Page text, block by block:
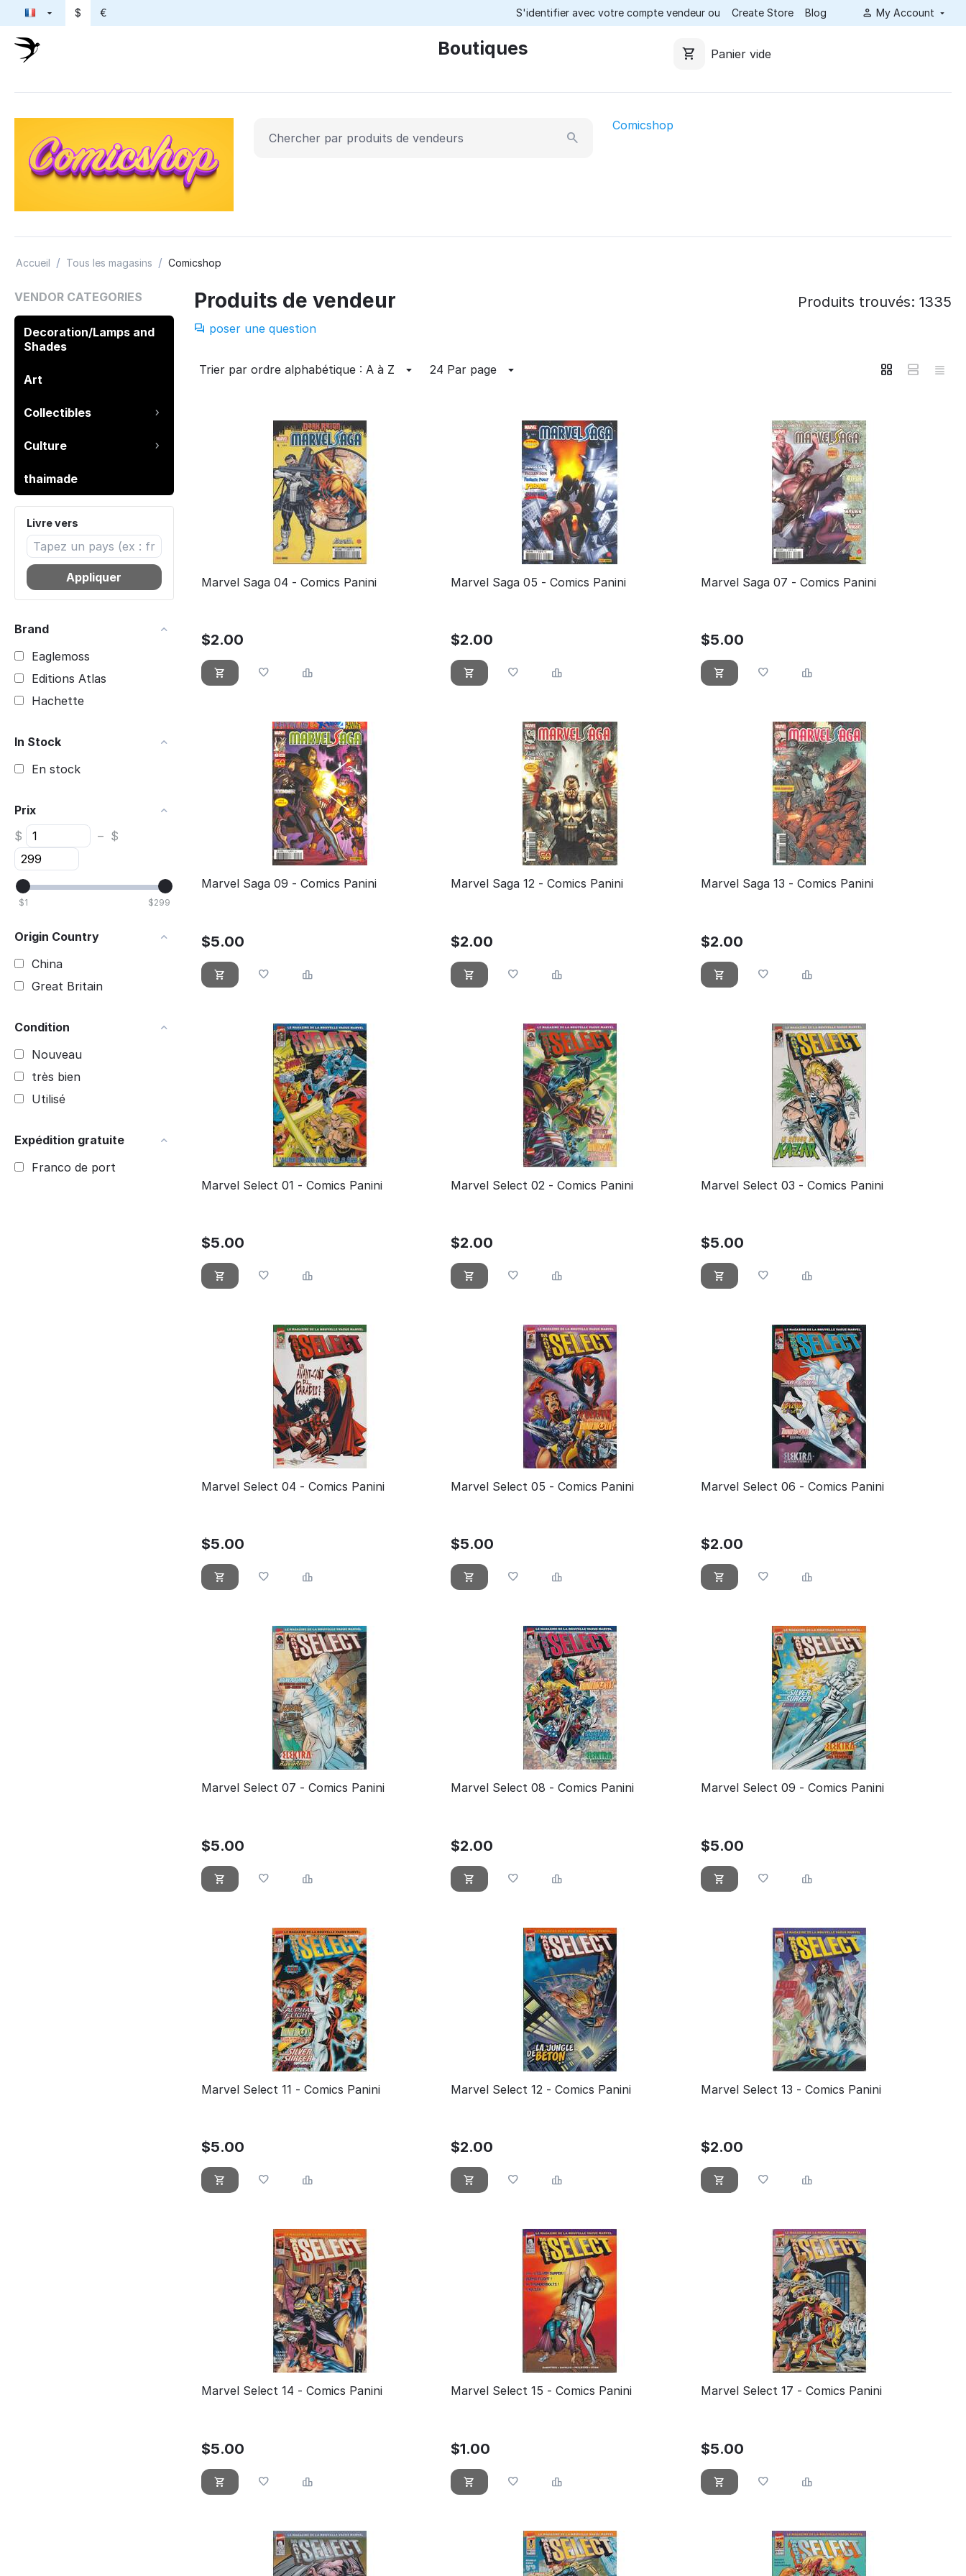
$ € S'identifier avec votre compte vendeur ou Create Store Blog My Account
Boutiques Panier vide
Comicshop
Accueil / Tous les magasins / Comicshop
VENDOR CATEGORIES
Decoration/Lamps and
Shades
Art
Collectibles
Culture
thaimade
Livre vers
Appliquer
Brand
Eaglemoss
Editions Atlas
Hachette
In Stock
En stock
Prix
$
– $
$1 $299
Origin Country
China
Great Britain
Condition
Nouveau
très bien
Utilisé
Expédition gratuite
Franco de port
Produits de vendeur Produits trouvés: 1335
poser une question
Trier par ordre alphabétique : A à Z 24 Par page
Marvel Saga 04 - Comics Panini
$2.00
Marvel Saga 05 - Comics Panini
$2.00
Marvel Saga 07 - Comics Panini
$5.00
Marvel Saga 09 - Comics Panini
$5.00
Marvel Saga 12 - Comics Panini
$2.00
Marvel Saga 13 - Comics Panini
$2.00
Marvel Select 01 - Comics Panini
$5.00
Marvel Select 02 - Comics Panini
$2.00
Marvel Select 03 - Comics Panini
$5.00
Marvel Select 04 - Comics Panini
$5.00
Marvel Select 05 - Comics Panini
$5.00
Marvel Select 06 - Comics Panini
$2.00
Marvel Select 07 - Comics Panini
$5.00
Marvel Select 08 - Comics Panini
$2.00
Marvel Select 09 - Comics Panini
$5.00
Marvel Select 11 - Comics Panini
$5.00
Marvel Select 12 - Comics Panini
$2.00
Marvel Select 13 - Comics Panini
$2.00
Marvel Select 14 - Comics Panini
$5.00
Marvel Select 15 - Comics Panini
$1.00
Marvel Select 17 - Comics Panini
$5.00